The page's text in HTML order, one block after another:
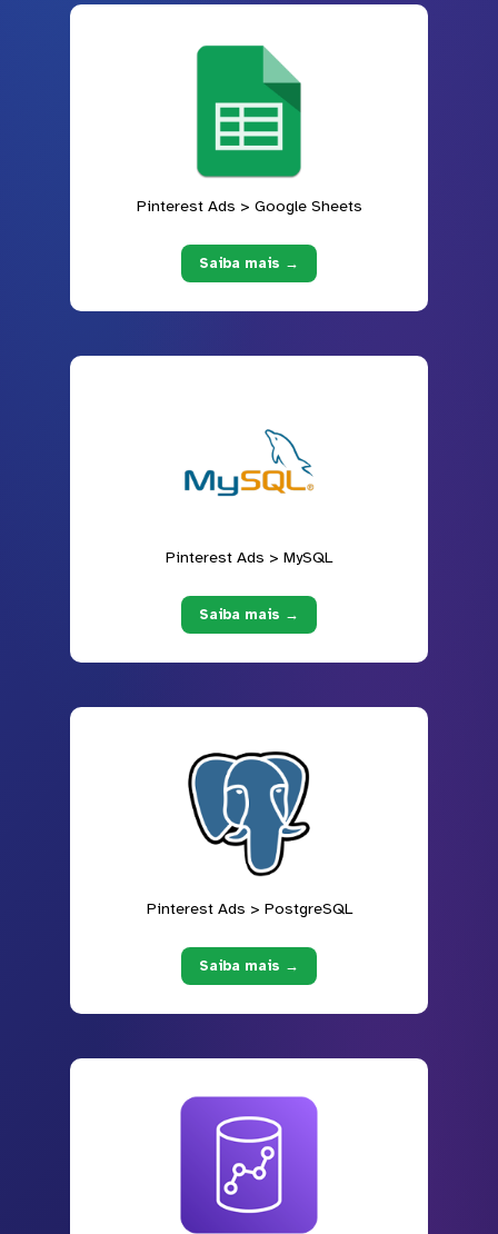
Pinterest Ads > Google Sheets
Saiba mais →
Pinterest Ads > MySQL
Saiba mais →
Pinterest Ads > PostgreSQL
Saiba mais →